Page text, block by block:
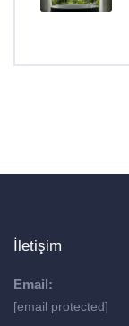
İletişim
Email:
[email protected]